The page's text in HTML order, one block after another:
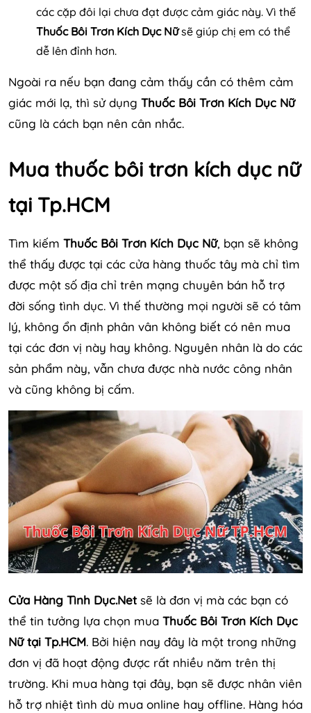
các cặp đôi lại chưa đạt được cảm giác này. Vì thế
Thuốc Bôi Trơn Kích Dục Nữsẽ giúp chị em có thể
dễ lên đỉnh hơn.
Ngoài ra nếu bạn đang cảm thấy cần có thêm cảm
giác mới lạ, thì sử dụng Thuốc Bôi Trơn Kích Dục Nữ
cũng là cách bạn nên cân nhắc.
Mua thuốc bôi trơn kích dục nữ
tại Tp.HCM
Tìm kiếm Thuốc Bôi Trơn Kích Dục Nữ, bạn sẽ không
thể thấy được tại các cửa hàng thuốc tây mà chỉ tìm
được một số địa chỉ trên mạng chuyên bán hỗ trợ
đời sống tình dục. Vì thế thường mọi người sẽ có tâm
lý, không ổn định phân vân không biết có nên mua
tại các đơn vị này hay không. Nguyên nhân là do các
sản phẩm này, vẫn chưa được nhà nước công nhân
và cũng không bị cấm.
Cửa Hàng Tình Dục.Netsẽ là đơn vị mà các bạn có
thể tin tưởng lựa chọn mua Thuốc Bôi Trơn Kích Dục
Nữ tại Tp.HCM. Bởi hiện nay đây là một trong những
đơn vị đã hoạt động được rất nhiều năm trên thị
trường. Khi mua hàng tại đây, bạn sẽ được nhân viên
hỗ trợ nhiệt tình dù mua online hay offline. Hàng hóa